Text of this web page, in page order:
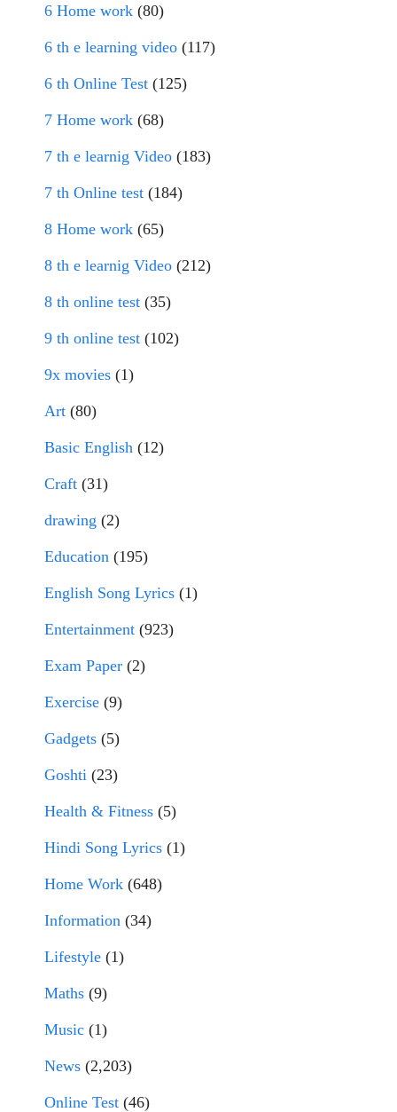
6 Home work (80)
6 th e learning video (117)
6 th Online Test (125)
7 Home work (68)
7 th e learnig Video (183)
7 th Online test (184)
8 Home work (65)
8 th e learnig Video (212)
8 th online test (35)
9 th online test (102)
9x movies (1)
Art (80)
Basic English (12)
Craft (31)
drawing (2)
Education (195)
English Song Lyrics (1)
Entertainment (923)
Exam Paper (2)
Exercise (9)
Gadgets (5)
Goshti (23)
Health & Fitness (5)
Hindi Song Lyrics (1)
Home Work (648)
Information (34)
Lifestyle (1)
Maths (9)
Music (1)
News (2,203)
Online Test (46)